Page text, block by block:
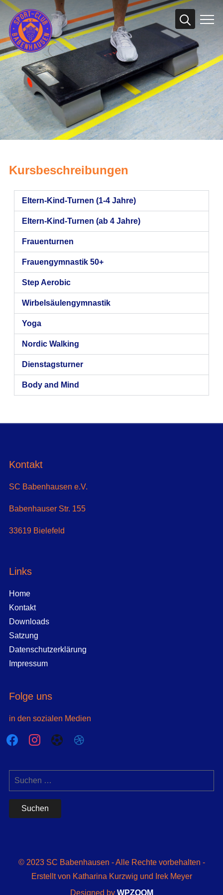
Info
Kursbeschreibungen
Eltern-Kind-Turnen (1-4 Jahre)
Eltern-Kind-Turnen (ab 4 Jahre)
Frauenturnen
Frauengymnastik 50+
Step Aerobic
Wirbelsäulengymnastik
Yoga
Nordic Walking
Dienstagsturner
Body and Mind
Kontakt
SC Babenhausen e.V.
Babenhauser Str. 155
33619 Bielefeld
Links
Home
Kontakt
Downloads
Satzung
Datenschutzerklärung
Impressum
Folge uns
in den sozialen Medien
© 2023 SC Babenhausen - Alle Rechte vorbehalten -
Erstellt von Katharina Kurzwig und Irek Meyer
Designed by WPZOOM